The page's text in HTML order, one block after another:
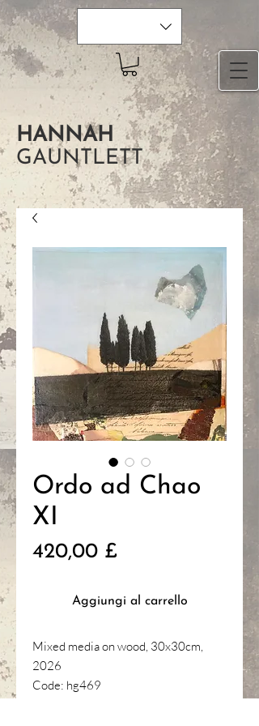
HANNAH
GAUNTLETT
Ordo ad Chao
XI
420,00 £Prezzo
Aggiungi al carrello
Mixed media on wood, 30x30cm,
2026
Code: hg469